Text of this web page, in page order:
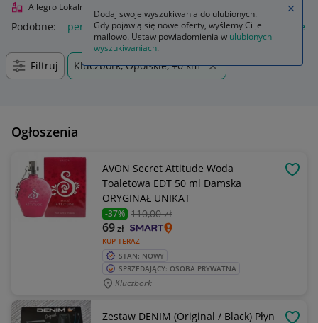
Allegro Lokalnie
Podobne: perfumy i wody perfumowane perfumy damskie
Filtruj Kluczbork, Opolskie, +0 km
Ogłoszenia
AVON Secret Attitude Woda
Toaletowa EDT 50 ml Damska
ORYGINAŁ UNIKAT
-37% 110,00 zł
KUP TERAZ
69zł
STAN: NOWY
SPRZEDAJĄCY: OSOBA PRYWATNA
Kluczbork
Zestaw DENIM (Original / Black) Płyn
Dodaj swoje wyszukiwania do ulubionych.
Gdy pojawią się nowe oferty, wyślemy Ci je
mailowo. Ustaw powiadomienia w ulubionych
wyszukiwaniach.